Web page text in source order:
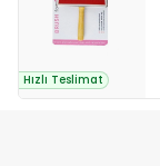
Hızlı Teslimat